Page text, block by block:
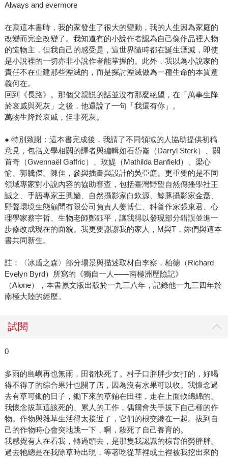
Always and evermore
在寫這本書時，我的家發生了很大的變動，我的人生因為家庭的
改變而完全改變了。我知道有的小說作者認為自己像作品裡人物
的造物主，但我自己的感受是，這世界隨時都在誕生湮滅，即使
是小說裡的一切亦非小說作者能掌握的。此外，我以為小說家的
責任不在重建那些湮滅的，而是探討湮滅做為一種生命的本質意
義何在。
回到《長路》。那個父親説的話並沒有那麼絕望，在「萬事生降
於哀戚與死灰」之後，他還說了一句「我還有你」。
萬物生降於哀戚，但非死灰。
● 特別致謝：這本書完成後，我請了不同領域的人協助提供初稿
意見，包括文學相關的譯者與編輯如石岱崙（Darryl Sterk）、關
首奇（Gwennaël Gaffric）、玫媞（Mathilda Banfield）、梁心
愉、郭騰傑、陳佳，參與插畫與設計的吳亞庭。更重要的是不同
領域專家對小說內容的協助審查，包括臺灣野望自然傳播學社王
誠之、手語專家王興嬙、自然攝影家白欽源、鯨豚攝影家金磊、
野聲環境生態顧問有限公司負責人姜博仁、科普作家張東君、心
理學家蔡宇哲、生物老師鄭鈺平，讓我得以發現部分錯誤並進一
步修改成現在的面貌。我更要謝謝我的家人，M與T，妳們與這本
書共同新生。
註：〈冰盾之森〉部分場景與描述取材自李察．柏德（Richard
Evelyn Byrd）所寫的《獨自一人――南極洲歷險記》
（Alone），本書原文版出版於一九三八年，記錄他一九三四年於
南極大陸的經歷。
試閱
0
多雨的島嶼再也無雨，田都快死了。村子口胖胖少女打的，好喝
得不得了的綜合果汁也關了店，因為沒有水果可以收。我懷念過
去有草可鋤的日子，鋤下來的草鋪在田裡，走在上面軟綿綿的。
我懷念拔草這該死的、累人的工作，偶爾會失手拔下自己種的作
物。作物與雜草生活得太接近了，它們的根交纏在一起。拔到自
己的作物時心會突地跳一下，啊，殺死了自己養育的。
我感覺有人在看我，轉過頭去，是那隻我認識的棕背伯勞胖胖。
過去牠總是在我除草時出現，等著吃從草裡或土裡被我挖出來的